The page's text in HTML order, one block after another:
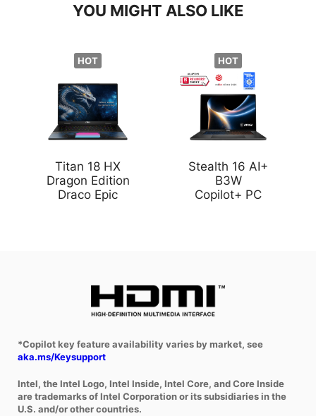
YOU MIGHT ALSO LIKE
HOT
Titan 18 HX
Dragon Edition
Draco Epic
HOT
Stealth 16 AI+
B3W
Copilot+ PC
*Copilot key feature availability varies by market, see
aka.ms/Keysupport
Intel, the Intel Logo, Intel Inside, Intel Core, and Core Inside
are trademarks of Intel Corporation or its subsidiaries in the
U.S. and/or other countries.